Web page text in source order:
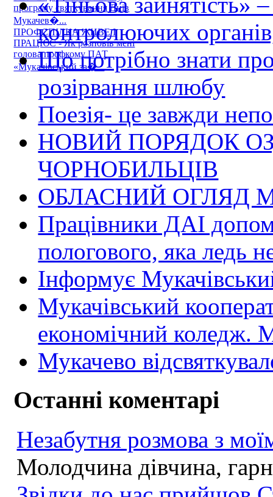
програму святкування Днів
Мукачев�...
ПРОФСПІЛКА ЖИВЕ І
ПРАЦЮЄ - Як розповів мені
голова профкому ПАТ
«Мукачівський за�...
контролюючих
Що потрібно знати
розірвання шлюбу
Поезія- це завжди
НОВИЙ ПОРЯДОК
ЧОРНОБИЛЬЦІВ
ОБЛАСНИЙ ОГЛЯД
Працівники ДАІ
пологового, яка ледь
Інформує
Мукачівський
економічний
Мукачево
Останні коментарі
Незабутня розмова з
Молодчина дівчина,